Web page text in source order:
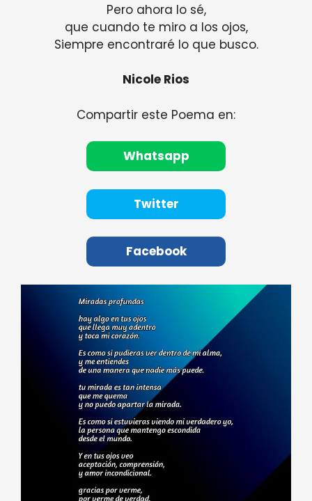
Pero ahora lo sé,
que cuando te miro a los ojos,
Siempre encontraré lo que busco.
Nicole Rios
Compartir este Poema en:
Whatsapp
Twitter
Facebook